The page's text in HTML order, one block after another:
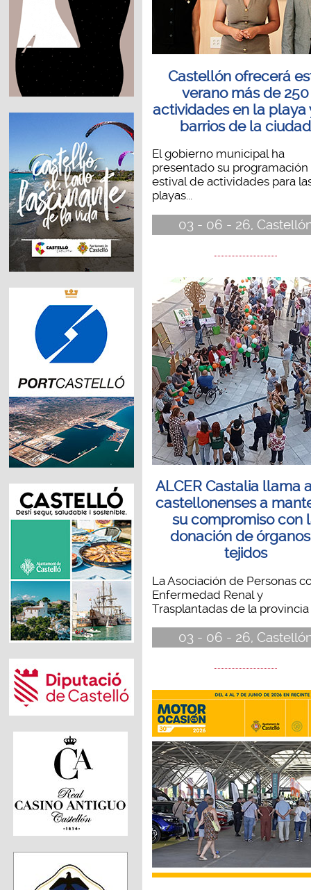
Castellón ofrecerá
verano más de 250
actividades en la playa
barrios de la ciudad
El gobierno municipal ha
presentado su programación
estival de actividades para
playas...
03 - 06 - 26,
ALCER Castalia llama
castellonenses a
su compromiso con
donación de
tejidos
La Asociación de Personas
Enfermedad Renal y
Trasplantadas de la provincia
03 - 06 - 26,